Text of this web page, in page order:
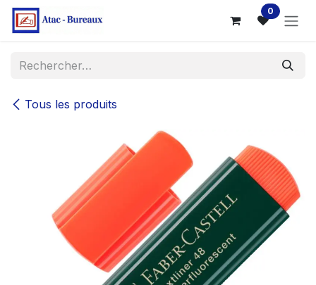
Se rendre au contenu 0
Tous les produits